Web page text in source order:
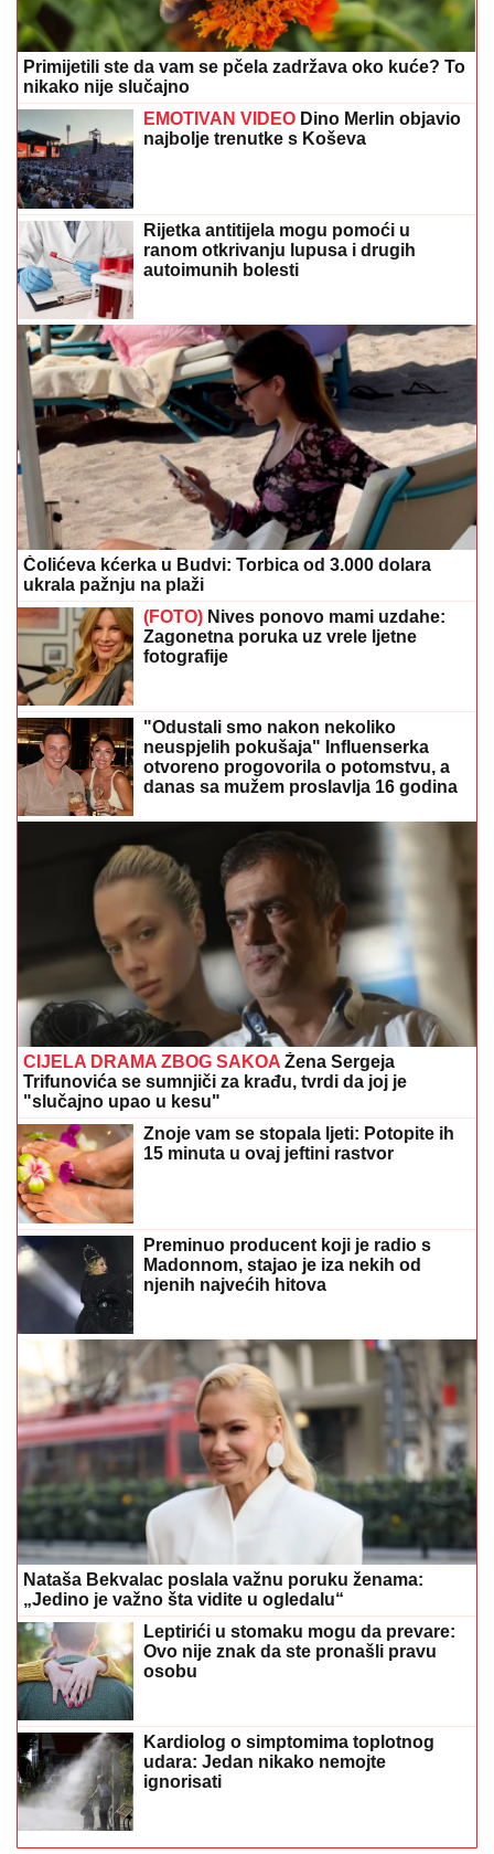
Primijetili ste da vam se pčela zadržava oko kuće? To
nikako nije slučajno
EMOTIVAN VIDEO Dino Merlin objavio
najbolje trenutke s Koševa
Rijetka antitijela mogu pomoći u
ranom otkrivanju lupusa i drugih
autoimunih bolesti
Čolićeva kćerka u Budvi: Torbica od 3.000 dolara
ukrala pažnju na plaži
(FOTO) Nives ponovo mami uzdahe:
Zagonetna poruka uz vrele ljetne
fotografije
"Odustali smo nakon nekoliko
neuspjelih pokušaja" Influenserka
otvoreno progovorila o potomstvu, a
danas sa mužem proslavlja 16 godina
CIJELA DRAMA ZBOG SAKOA Žena Sergeja
Trifunovića se sumnjiči za krađu, tvrdi da joj je
"slučajno upao u kesu"
Znoje vam se stopala ljeti: Potopite ih
15 minuta u ovaj jeftini rastvor
Preminuo producent koji je radio s
Madonnom, stajao je iza nekih od
njenih najvećih hitova
Nataša Bekvalac poslala važnu poruku ženama:
„Jedino je važno šta vidite u ogledalu“
Leptirići u stomaku mogu da prevare:
Ovo nije znak da ste pronašli pravu
osobu
Kardiolog o simptomima toplotnog
udara: Jedan nikako nemojte
ignorisati